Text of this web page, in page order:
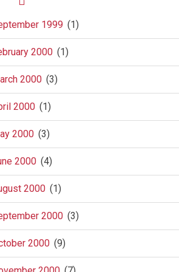
1999 (1)
2000 (1)
2000 (3)
2000 (1)
2000 (3)
2000 (4)
2000 (1)
2000 (3)
2000 (9)